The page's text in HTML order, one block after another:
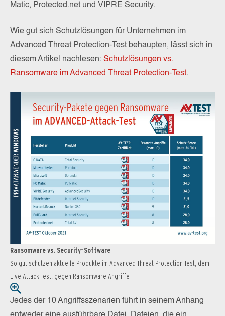
Matic, Protected.net und VIPRE Security.
Wie gut sich Schutzlösungen für Unternehmen im
Advanced Threat Protection-Test behaupten, lässt sich in
diesem Artikel nachlesen: Schutzlösungen vs.
Ransomware im Advanced Threat Protection-Test.
Ransomware vs. Security-Software
So gut schützen aktuelle Produkte im Advanced Threat Protection-Test, dem
Live-Attack-Test, gegen Ransomware-Angriffe
Jedes der 10 Angriffsszenarien führt in seinem Anhang